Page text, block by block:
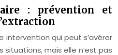
: prévention et
intervention qui peut s’avérer
mais elle n’est pas